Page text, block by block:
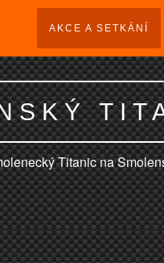
AKCE A SETKÁNÍ
Titanic na